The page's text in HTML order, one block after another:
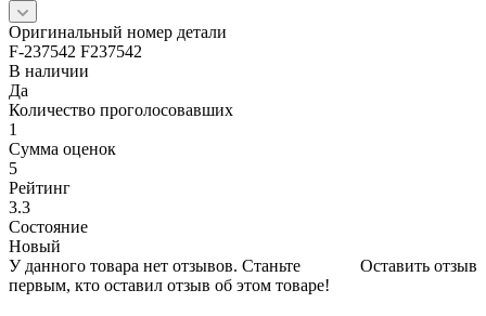
Оригинальный номер детали
F-237542 F237542
В наличии
Да
Количество проголосовавших
1
Сумма оценок
5
Рейтинг
3.3
Состояние
Новый
Оставить отзыв
У данного товара нет отзывов. Станьте
первым, кто оставил отзыв об этом товаре!